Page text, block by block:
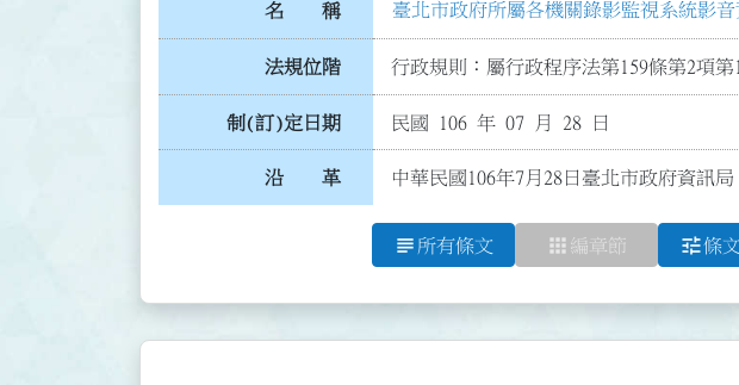
名 稱 臺北市政府所屬各機關錄影監視系統影
法規位階 行政規則：屬行政程序法第159條第2項第
制(訂)定日期 民國 106 年 07 月 28 日
沿 革 中華民國106年7月28日臺北市政府資訊
subject 所有條文 apps 編章節 tune條